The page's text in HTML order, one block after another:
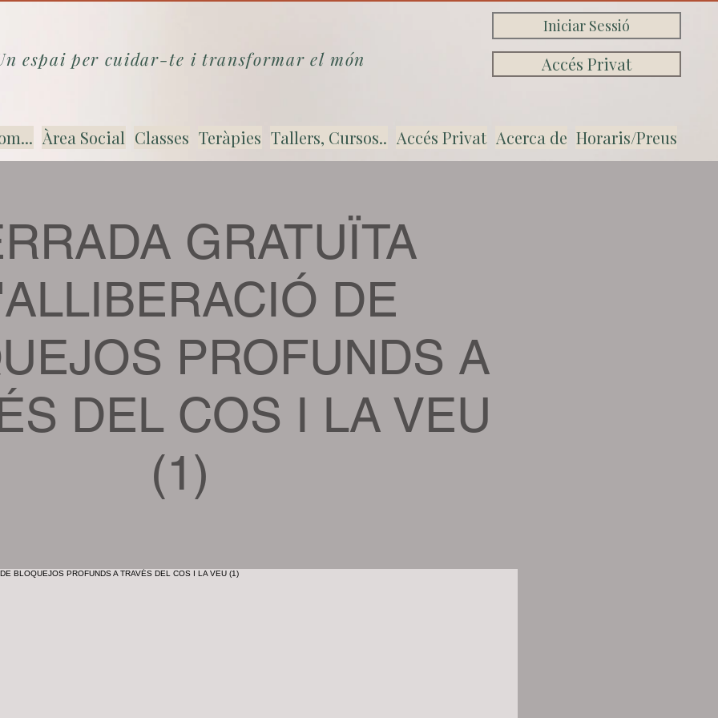
Iniciar Sessió
espai per cuidar-te i transformar el món Accés Privat
Àrea Social Classes Teràpies Tallers, Cursos.. Accés Privat Acerca de Horaris/Preus
GRATUÏTA
DE
PROFUNDS A
DEL COS I LA VEU
(1)